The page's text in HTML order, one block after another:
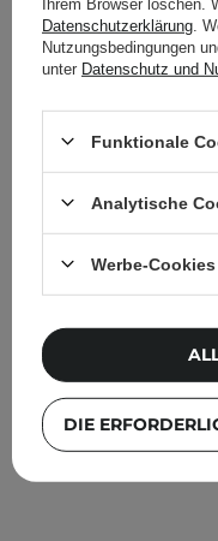
Isntree - Green Tea
Datenschutzerklärung .
Nutzungsbedingungen
unter Datenschutz und
Funktionale
Analytische
Werbe-Cookies
DIE